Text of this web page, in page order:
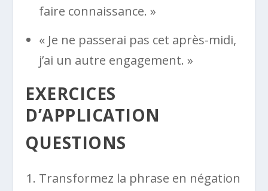
faire connaissance. »
« Je ne passerai pas cet après-midi,
j’ai un autre engagement. »
EXERCICES
D’APPLICATION
QUESTIONS
Transformez la phrase en négation